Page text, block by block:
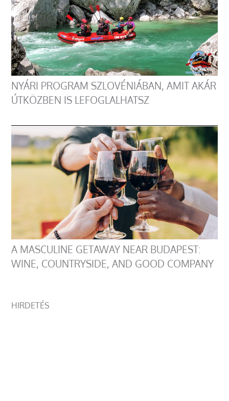
NYÁRI PROGRAM SZLOVÉNIÁBAN, AMIT AKÁR
ÚTKÖZBEN IS LEFOGLALHATSZ
A MASCULINE GETAWAY NEAR BUDAPEST:
WINE, COUNTRYSIDE, AND GOOD COMPANY
HIRDETÉS